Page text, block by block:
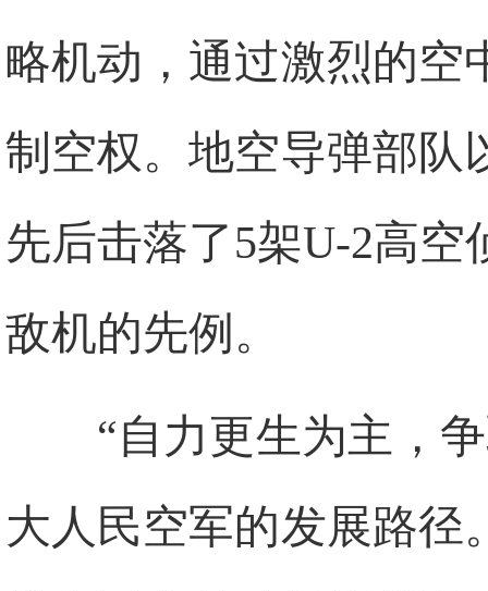
略机动，通过激烈的空
制空权。地空导弹部队
先后击落了5架U-2高
敌机的先例。
“自力更生为主，
大人民空军的发展路径